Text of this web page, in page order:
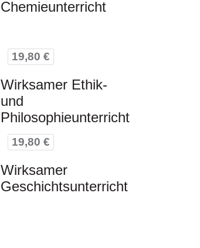
Chemieunterricht
19,80 €
Wirksamer Ethik-
und
Philosophieunterricht
19,80 €
Wirksamer
Geschichtsunterricht